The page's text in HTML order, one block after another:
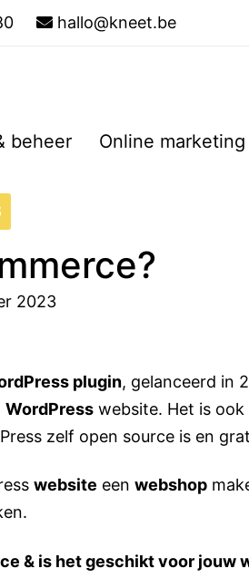
hallo@kneet.be
beheer Online marketing
2023
plugin, gelanceerd in
WordPress website. Het is
zelf open source is en
website een webshop
& is het geschikt voor jouw